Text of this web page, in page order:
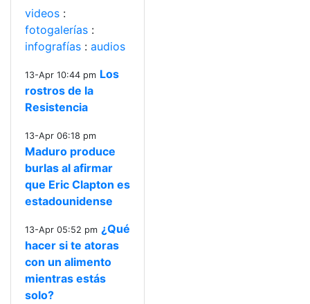
videos :
fotogalerías :
infografías : audios
13-Apr 10:44 pm Los
rostros de la
Resistencia
13-Apr 06:18 pm
Maduro produce
burlas al afirmar
que Eric Clapton es
estadounidense
13-Apr 05:52 pm ¿Qué
hacer si te atoras
con un alimento
mientras estás
solo?